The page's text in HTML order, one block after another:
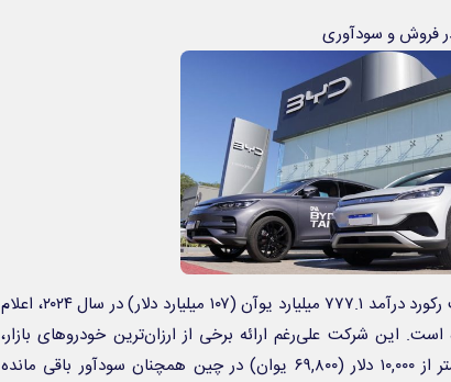
فروش و سودآوری
گروه خودروسازی بی‌ وای‌ دی پس از ثبت رکورد درآمد ۷۷۷.۱ میلیارد یوآن (۱۰۷ میلیارد دلار) در سال ۲۰۲۴، اعلام
این شرکت علی‌رغم ارائه برخی از ارزان‌ترین خودروهای بازار،
مانند بی وای دی Seagull با قیمت کمتر از ۱۰,۰۰۰ دلار (۶۹,۸۰۰ یوان) در چین همچنان سودآور باقی مانده